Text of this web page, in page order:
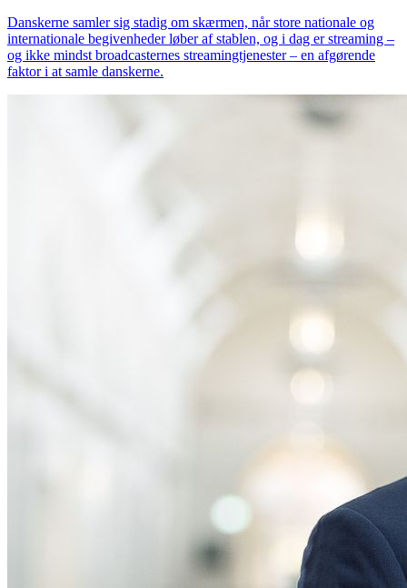
Danskerne samler sig stadig om skærmen, når store nationale og
internationale begivenheder løber af stablen, og i dag er streaming –
og ikke mindst broadcasternes streamingtjenester – en afgørende
faktor i at samle danskerne.